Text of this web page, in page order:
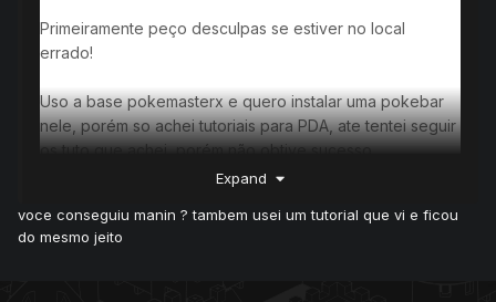
Primeiramente peço desculpas se estiver no local
errado!
Uso a base pokemasterx e quero instalar uma pokebar
nele, porém so achei tutoriais para PDA, ate tentei seguir
os tuto que achei, porém não obtive sucesso.
Se alguém souber como instalar ou onde posso achar
agradecido...
Tipo já consegui fazer ela aparecer no cliente, porém
Expand
voce conseguiu manin ? tambem usei um tutorial que vi e ficou
do mesmo jeito